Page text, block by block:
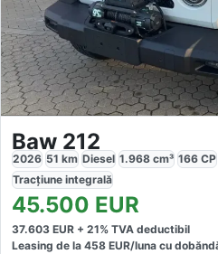
Baw 212
2026 51 km Diesel 1.968 cm³ 166 CP
Tracțiune integrală
45.500 EUR
37.603 EUR + 21% TVA deductibil
Leasing de la 458 EUR/luna cu